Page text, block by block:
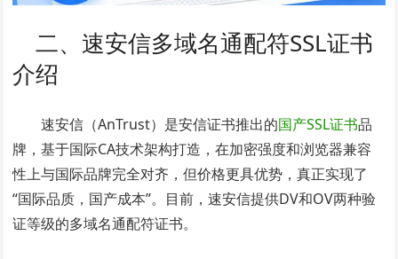
二、速安信多域名通配符SSL证书
介绍
速安信（AnTrust）是安信证书推出的国产SSL证书品
牌，基于国际CA技术架构打造，在加密强度和浏览器兼容
性上与国际品牌完全对齐，但价格更具优势，真正实现了
“国际品质，国产成本”。目前，速安信提供DV和OV两种验
证等级的多域名通配符证书。